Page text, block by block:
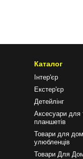
Каталог
Інтер'єр
Екстер'єр
Детейлінг
Аксесуари для
планшетів
Товари для
улюбленців
Товари Для